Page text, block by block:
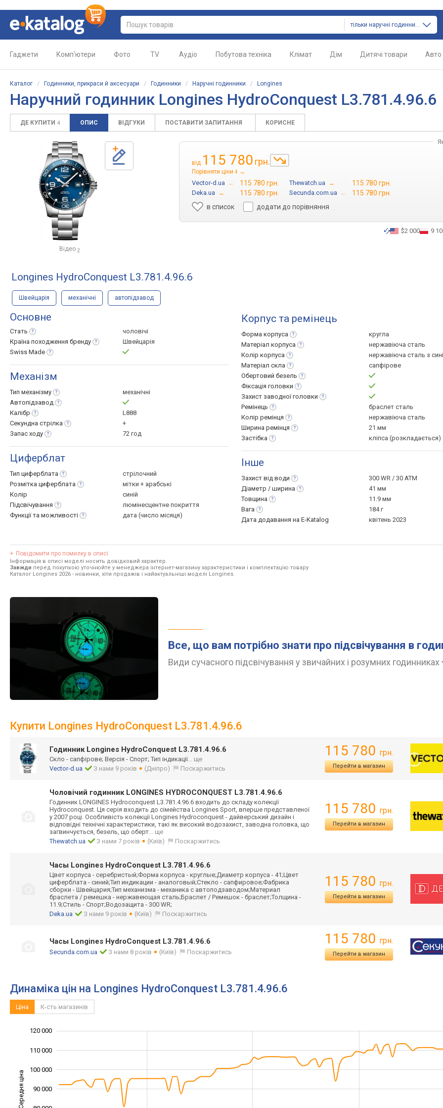
тільки наручні годинники
Гаджети Комп'ютери Фото TV Аудіо Побутова техніка Клімат Дім Дитячі товари Авто
Каталог / Годинники, прикраси й аксесуари / Годинники / Наручні годинники / Longines
Наручний годинник Longines HydroConquest L3.781.4.96.6
ДЕ КУПИТИ 4 ОПИС ВІДГУКИ ПОСТАВИТИ ЗАПИТАННЯ КОРИСНЕ
Відео 2
від 115 780 грн.
Порівняти ціни 4 →
Vector-d.ua → 115 780 грн. Thewatch.ua → 115 780 грн.
Deka.ua → 115 780 грн. Secunda.com.ua →
115 780 грн.
в список
додати до порівняння
$2 000 9
Longines HydroConquest L3.781.4.96.6
Швейцарія механічні автопідзавод
Основне
Стать
чоловічі
Країна походження бренду
Швейцарія
Swiss Made
Механізм
Тип механізму
механічні
Автопідзавод
Калібр
L888
Секундна стрілка
+
Запас ходу 72 год
Циферблат
Тип циферблата
стрілочний
Розмітка циферблата
мітки + арабські
Колір
синій
Підсвічування
люмінесцентне покриття
Функції та можливості дата (число місяця)
Корпус та ремінець
Форма корпуса
кругла
Матеріал корпуса
нержавіюча сталь
Колір корпуса
нержавіюча сталь з
Матеріал скла
сапфірове
Обертовий безель
Фіксація головки
Захист заводноїголовки
Ремінець
браслет сталь
Колір ремінця
нержавіюча сталь
Ширина ремінця
21 мм
Застібка
кліпса (розкладається)
Інше
Захист від води
300 WR / 30 ATM
Діаметр / ширина
41 мм
Товщина
11.9 мм
Вага
184 г
Дата додавання на E-Katalog
квітень 2023
Повідомити про помилку в описі
Інформація в описі моделі носить довідковий характер.
Завжди перед покупкою уточнюйте у менеджера інтернет-магазину характеристики і комплектацію товару
Каталог Longines 2026 - новинки, хіти продажів і найактуальніші моделі Longines.
Все, що вам потрібно знати про підсвічування в
Види сучасного підсвічування у звичайних і розумних годинниках
Купити Longines HydroConquest L3.781.4.96.6
Годинник Longines HydroConquest L3.781.4.96.6
Скло - сапфірове; Версія - Спорт; Тип індикації... ще
Vector-d.ua
З нами 9 років (Дніпро) Поскаржитись
115 780 грн.
Перейти в магазин
Чоловічий годинник LONGINES HYDROCONQUEST L3.781.4.96.6
Годинник LONGINES Hydroconquest L3.781.4.96.6 входить до складу колекції
Hydroconquest. Ця серія входить до сімейства Longines Sport, вперше представленої
у 2007 році. Особливість колекції Longines Hydroconquest - дайверський дизайн і
відповідні технічні характеристики, такі як високий водозахист, заводна головка, що
загвинчується, безель, що оберт... ще
Thewatch.ua
З нами 7 років (Київ) Поскаржитись
115 780 грн.
Перейти в магазин
Часы Longines HydroConquest L3.781.4.96.6
Цвет корпуса - серебристый;Форма корпуса - круглые;Диаметр корпуса - 41;Цвет
циферблата - синий;Тип индикации - аналоговый;Стекло - сапфировое;Фабрика
сборки - Швейцария;Тип механизма - механика с автоподзаводом;Материал
браслета / ремешка - нержавеющая сталь;Браслет / Ремешок - браслет;Толщина -
11.9;Стиль - Спорт;Водозащита - 300 WR;
Deka.ua
З нами 9 років (Київ) Поскаржитись
115 780 грн.
Перейти в магазин
Часы Longines HydroConquest L3.781.4.96.6
Secunda.com.ua З нами 8 років (Київ) Поскаржитись
115 780 грн.
Перейти в магазин
Динаміка цін на Longines HydroConquest L3.781.4.96.6
Ціна К-сть магазинів
Середня ціна 100 000
90 000
100 000
110 000
120 000